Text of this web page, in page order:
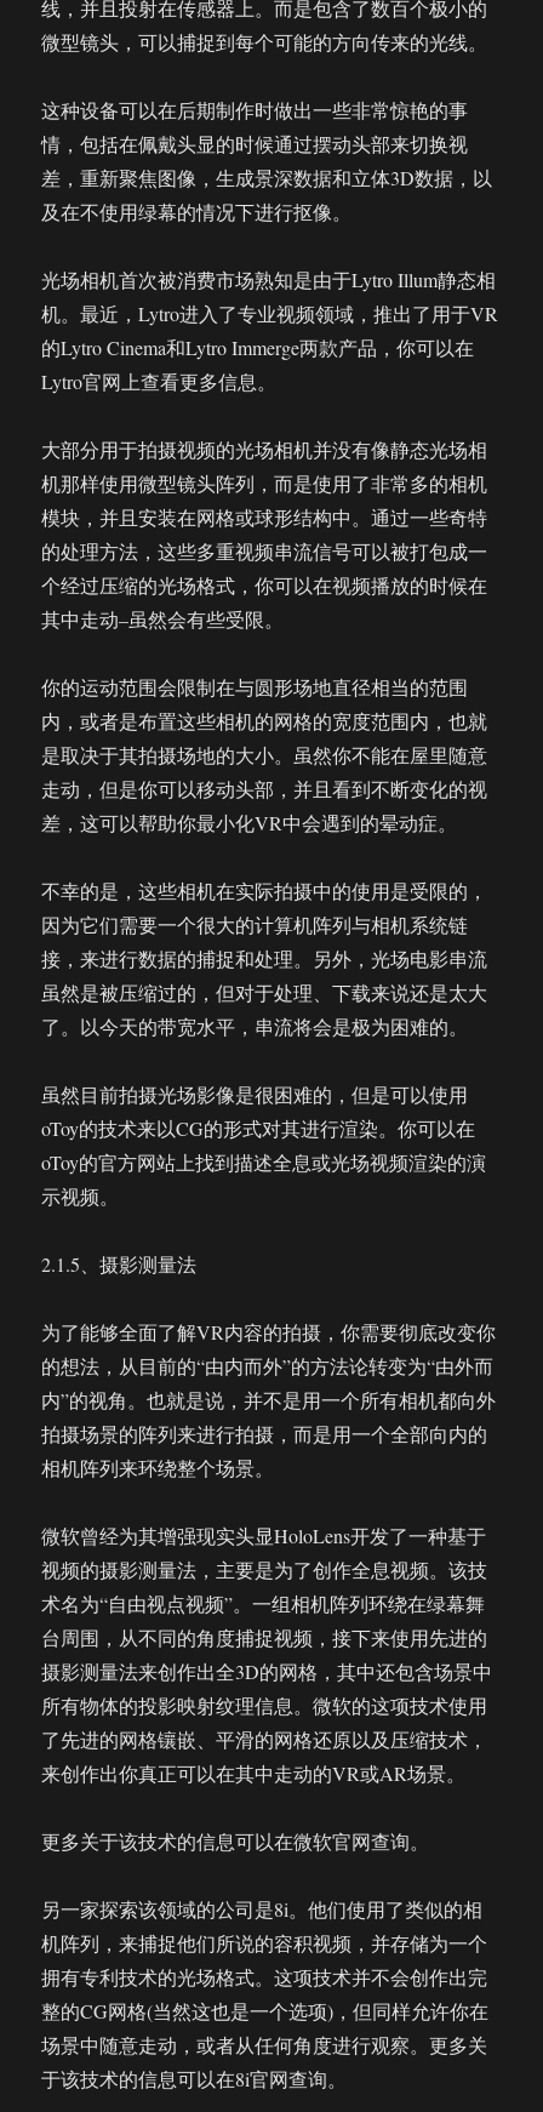
线，并且投射在传感器上。而是包含了数百个极小的
微型镜头，可以捕捉到每个可能的方向传来的光线。
这种设备可以在后期制作时做出一些非常惊艳的事
情，包括在佩戴头显的时候通过摆动头部来切换视
差，重新聚焦图像，生成景深数据和立体3D数据，以
及在不使用绿幕的情况下进行抠像。
光场相机首次被消费市场熟知是由于Lytro Illum静态相
机。最近，Lytro进入了专业视频领域，推出了用于VR
的Lytro Cinema和Lytro Immerge两款产品，你可以在
Lytro官网上查看更多信息。
大部分用于拍摄视频的光场相机并没有像静态光场相
机那样使用微型镜头阵列，而是使用了非常多的相机
模块，并且安装在网格或球形结构中。通过一些奇特
的处理方法，这些多重视频串流信号可以被打包成一
个经过压缩的光场格式，你可以在视频播放的时候在
其中走动–虽然会有些受限。
你的运动范围会限制在与圆形场地直径相当的范围
内，或者是布置这些相机的网格的宽度范围内，也就
是取决于其拍摄场地的大小。虽然你不能在屋里随意
走动，但是你可以移动头部，并且看到不断变化的视
差，这可以帮助你最小化VR中会遇到的晕动症。
不幸的是，这些相机在实际拍摄中的使用是受限的，
因为它们需要一个很大的计算机阵列与相机系统链
接，来进行数据的捕捉和处理。另外，光场电影串流
虽然是被压缩过的，但对于处理、下载来说还是太大
了。以今天的带宽水平，串流将会是极为困难的。
虽然目前拍摄光场影像是很困难的，但是可以使用
oToy的技术来以CG的形式对其进行渲染。你可以在
oToy的官方网站上找到描述全息或光场视频渲染的演
示视频。
2.1.5、摄影测量法
为了能够全面了解VR内容的拍摄，你需要彻底改变你
的想法，从目前的“由内而外”的方法论转变为“由外而
内”的视角。也就是说，并不是用一个所有相机都向外
拍摄场景的阵列来进行拍摄，而是用一个全部向内的
相机阵列来环绕整个场景。
微软曾经为其增强现实头显HoloLens开发了一种基于
视频的摄影测量法，主要是为了创作全息视频。该技
术名为“自由视点视频”。一组相机阵列环绕在绿幕舞
台周围，从不同的角度捕捉视频，接下来使用先进的
摄影测量法来创作出全3D的网格，其中还包含场景中
所有物体的投影映射纹理信息。微软的这项技术使用
了先进的网格镶嵌、平滑的网格还原以及压缩技术，
来创作出你真正可以在其中走动的VR或AR场景。
更多关于该技术的信息可以在微软官网查询。
另一家探索该领域的公司是8i。他们使用了类似的相
机阵列，来捕捉他们所说的容积视频，并存储为一个
拥有专利技术的光场格式。这项技术并不会创作出完
整的CG网格(当然这也是一个选项)，但同样允许你在
场景中随意走动，或者从任何角度进行观察。更多关
于该技术的信息可以在8i官网查询。